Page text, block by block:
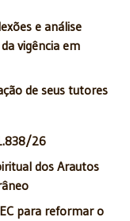
e análise
vigência em
de seus tutores
26
dos Arautos
para reformar o